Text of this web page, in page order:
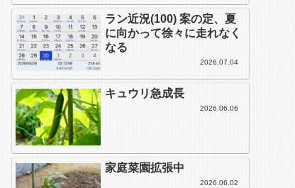
ラン近況(100) 案の定、夏
に向かって徐々に走れなく
なる
2026.07.04
キュウリ急成長
2026.06.06
家庭菜園拡張中
2026.06.02